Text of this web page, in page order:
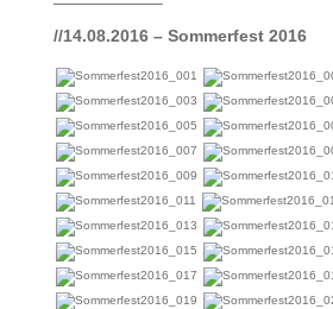
//14.08.2016 – Sommerfest 2016